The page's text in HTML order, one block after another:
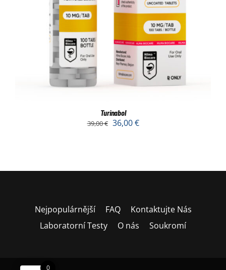
Turinabol
39,00€ 36,00€
Nejpopulárnější FAQ
Kontaktujte Nás
Laboratorní Testy
O nás Soukromí
0